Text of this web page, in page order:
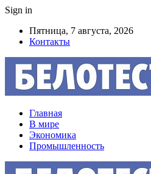
Sign in
Пятница, 7 августа, 2026
Контакты
Главная
В мире
Экономика
Промышленность